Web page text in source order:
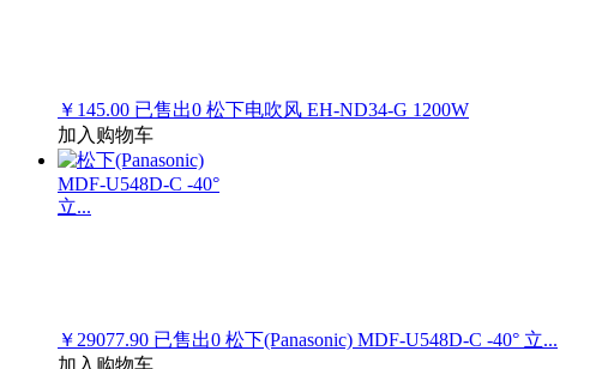
￥145.00 已售出0 松下电吹风 EH-ND34-G 1200W
加入购物车
￥29077.90 已售出0 松下(Panasonic) MDF-U548D-C -40° 立...
加入购物车